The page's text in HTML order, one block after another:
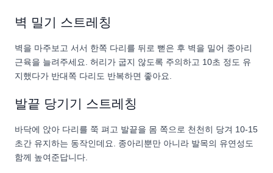
벽 밀기 스트레칭
벽을 마주보고 서서 한쪽 다리를 뒤로 뻗은 후 벽을 밀어 종아리
근육을 늘려주세요. 허리가 굽지 않도록 주의하고 10초 정도 유
지했다가 반대쪽 다리도 반복하면 좋아요.
발끝 당기기 스트레칭
바닥에 앉아 다리를 쭉 펴고 발끝을 몸 쪽으로 천천히 당겨 10-15
초간 유지하는 동작인데요. 종아리뿐만 아니라 발목의 유연성도
함께 높여준답니다.